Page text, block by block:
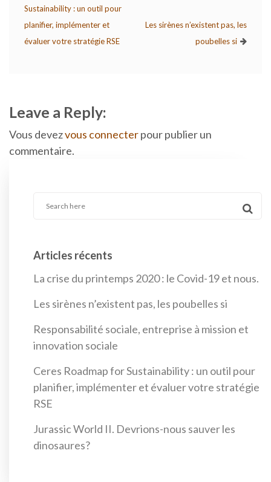
Sustainability : un outil pour
planifier, implémenter et
évaluer votre stratégie RSE
Les sirènes n’existent pas, les
poubelles si
Leave a Reply:
Vous devezvous connecterpour publier un
commentaire.
Articles récents
La crise du printemps 2020 : le Covid-19 et nous.
Les sirènes n’existent pas, les poubelles si
Responsabilité sociale, entreprise à mission et
innovation sociale
Ceres Roadmap for Sustainability : un outil pour
planifier, implémenter et évaluer votre stratégie
RSE
Jurassic World II. Devrions-nous sauver les
dinosaures?